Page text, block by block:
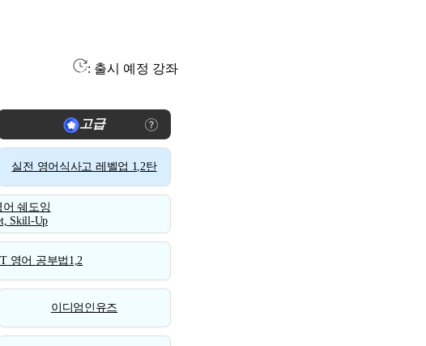
: 출시 예정 강좌
고급
실전 영어식사고 레벨업 1,2탄
어 쉐도잉
Skill-Up
영어 공부법1,2
이디엄인유즈